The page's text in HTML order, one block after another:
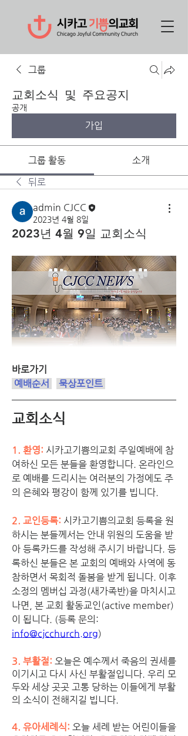
그룹
교회소식 및 주요공지
공개
가입
그룹 활동
소개
뒤로
admin CJCC
2023년 4월 8일
2023년 4월 9일 교회소식
바로가기
예배순서
묵상포인트
교회소식
1. 환영: 시카고기쁨의교회 주일예배에 참
여하신 모든 분들을 환영합니다. 온라인으
로 예배를 드리시는 여러분의 가정에도 주
의 은혜와 평강이 함께 있기를 빕니다.
2. 교인등록: 시카고기쁨의교회 등록을 원
하시는 분들께서는 안내 위원의 도움을 받
아 등록카드를 작성해 주시기 바랍니다. 등
록하신 분들은 본 교회의 예배와 사역에 동
참하면서 목회적 돌봄을 받게 됩니다. 이후
소정의 멤버십 과정(새가족반)을 마치시고
나면, 본 교회 활동교인(active member)
info@cjcchurch.org)
3. 부활절: 오늘은 예수께서 죽음의 권세를
이기시고 다시 사신 부활절입니다. 우리 모
두와 세상 곳곳 고통 당하는 이들에게 부활
의 소식이 전해지길 빕니다.
4. 유아세례식: 오늘 세례 받는 어린이들을